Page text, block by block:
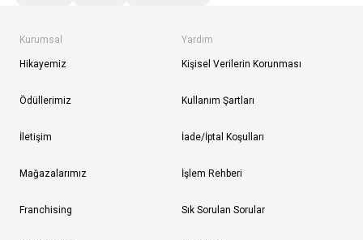
Kurumsal
Hikayemiz
Ödüllerimiz
İletişim
Mağazalarımız
Franchising
Yardım
Kişisel Verilerin Korunması
Kullanım Şartları
İade/İptal Koşulları
İşlem Rehberi
Sık Sorulan Sorular